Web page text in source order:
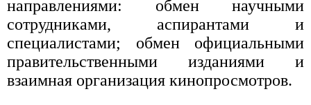
направлениями: обмен научными
сотрудниками, аспирантами и
специалистами; обмен официальными
правительственными изданиями и
взаимная организация кинопросмотров.